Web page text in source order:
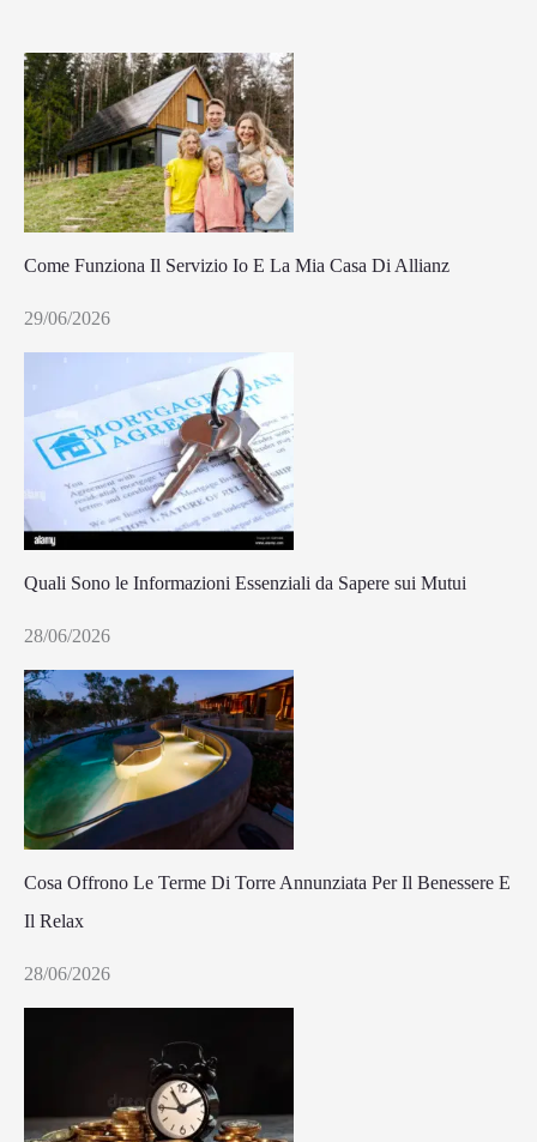
Come Funziona Il Servizio Io E La Mia Casa Di Allianz
29/06/2026
Quali Sono le Informazioni Essenziali da Sapere sui Mutui
28/06/2026
Cosa Offrono Le Terme Di Torre Annunziata Per Il Benessere E
Il Relax
28/06/2026